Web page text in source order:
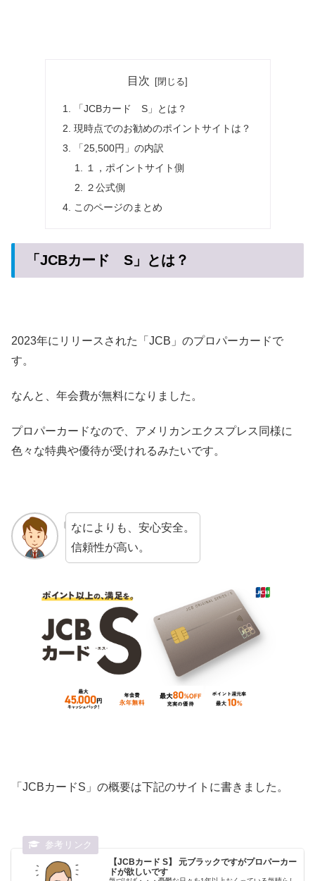
目次
「JCBカード S」とは？
現時点でのお勧めのポイントサイトは？
「25,500円」の内訳
１，ポイントサイト側
２公式側
このページのまとめ
「JCBカード S」とは？
2023年にリリースされた「JCB」のプロパーカードで
す。
なんと、年会費が無料になりました。
プロパーカードなので、アメリカンエクスプレス同様に
色々な特典や優待が受けれるみたいです。
なによりも、安心安全。
信頼性が高い。
「JCBカードS」の概要は下記のサイトに書きました。
【JCBカード S】 元ブラックですがプロパーカー
ドが欲しいです